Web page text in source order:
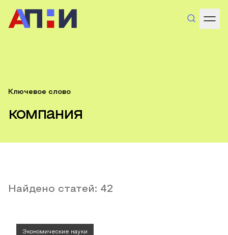
Ключевое слово
компания
Найдено статей: 42
Экономические науки